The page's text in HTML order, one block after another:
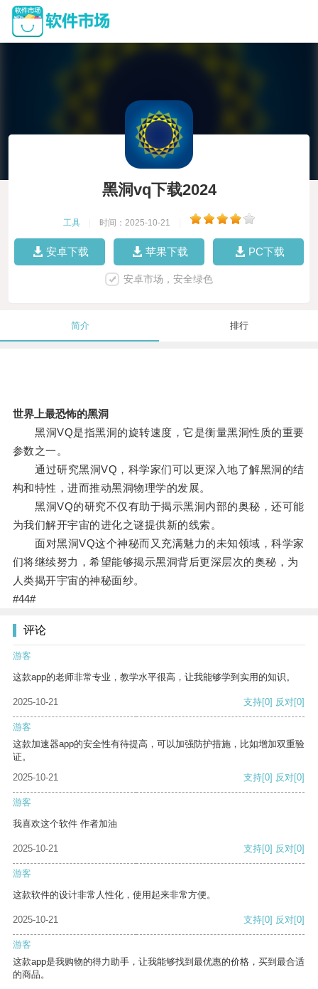
黑洞vq下载2024
工具 时间：2025-10-21
安卓下载 苹果下载 PC下载
安卓市场，安全绿色
简介 排行
世界上最恐怖的黑洞
黑洞VQ是指黑洞的旋转速度，它是衡量黑洞性质的重要
参数之一。
通过研究黑洞VQ，科学家们可以更深入地了解黑洞的结
构和特性，进而推动黑洞物理学的发展。
黑洞VQ的研究不仅有助于揭示黑洞内部的奥秘，还可能
为我们解开宇宙的进化之谜提供新的线索。
面对黑洞VQ这个神秘而又充满魅力的未知领域，科学家
们将继续努力，希望能够揭示黑洞背后更深层次的奥秘，为
人类揭开宇宙的神秘面纱。
#44#
评论
游客
这款app的老师非常专业，教学水平很高，让我能够学到实用的知识。
2025-10-21 支持[0] 反对[0]
游客
这款加速器app的安全性有待提高，可以加强防护措施，比如增加双重验
证。
2025-10-21
支持[0] 反对[0]
游客
我喜欢这个软件 作者加油
2025-10-21 支持[0] 反对[0]
游客
这款软件的设计非常人性化，使用起来非常方便。
2025-10-21 支持[0] 反对[0]
游客
这款app是我购物的得力助手，让我能够找到最优惠的价格，买到最合适
的商品。